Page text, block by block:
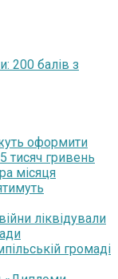
200 балів з
оформити
тисяч гривень
місяця
ліквідували
громаді